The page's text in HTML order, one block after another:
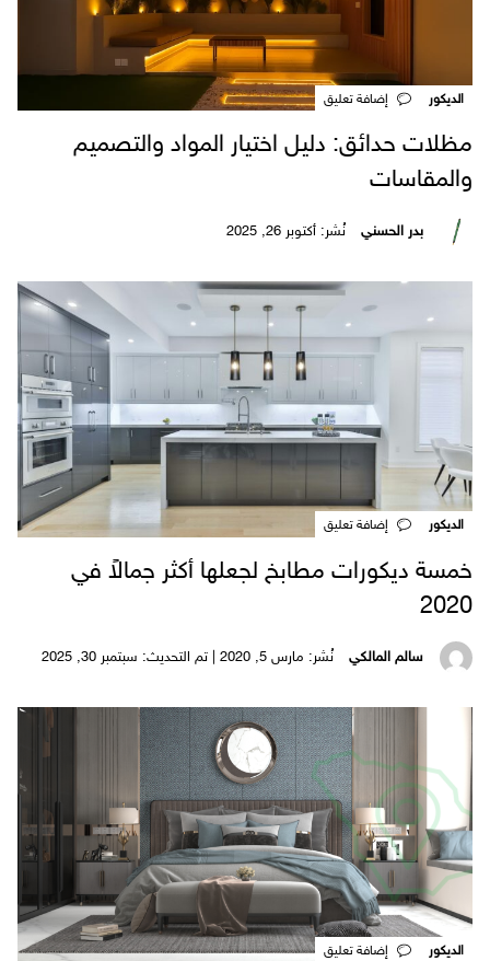
الديكور
مظلات حدائق: دليل اختيار المواد والتصميم
والمقاسات
بدر الحسني نُشر: أكتوبر 26, 2025
الديكور
خمسة ديكورات مطابخ لجعلها أكثر جمالاً في
2020
سالم المالكي نُشر: مارس 5, 2020 | تم التحديث: سبتمبر 30, 2025
الديكور